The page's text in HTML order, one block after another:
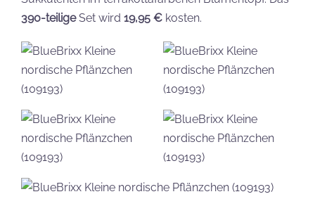
390-teiligeSet wird 19,95 € kosten.